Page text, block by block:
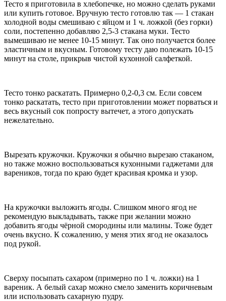
Тесто я приготовила в хлебопечке, но можно сделать руками
или купить готовое. Вручную тесто готовлю так — 1 стакан
холодной воды смешиваю с яйцом и 1 ч. ложкой (без горки)
соли, постепенно добавляю 2,5-3 стакана муки. Тесто
вымешиваю не менее 10-15 минут. Так оно получается более
эластичным и вкусным. Готовому тесту даю полежать 10-15
минут на столе, прикрыв чистой кухонной салфеткой.
Тесто тонко раскатать. Примерно 0,2-0,3 см. Если совсем
тонко раскатать, тесто при приготовлении может порваться и
весь вкусный сок попросту вытечет, а этого допускать
нежелательно.
Вырезать кружочки. Кружочки я обычно вырезаю стаканом,
но также можно воспользоваться кухонными гаджетами для
вареников, тогда по краю будет красивая кромка и узор.
На кружочки выложить ягоды. Слишком много ягод не
рекомендую выкладывать, также при желании можно
добавить ягоды чёрной смородины или малины. Тоже будет
очень вкусно. К сожалению, у меня этих ягод не оказалось
под рукой.
Сверху посыпать сахаром (примерно по 1 ч. ложки) на 1
вареник. А белый сахар можно смело заменить коричневым
или использовать сахарную пудру.